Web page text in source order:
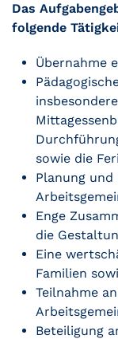
Das
folgende
Übernahme
sowie die
Planung
Enge
die
Eine
Familien
Teilnahme
Beteiligung